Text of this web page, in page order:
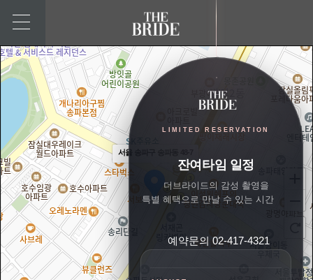
서울 송파구 송파동 48-7
LIMITED RESERVATION
잔여타임 일정
더브라이드의 감성 촬영을
특별 혜택으로 만날 수 있는 시간
예약문의 02-417-4321